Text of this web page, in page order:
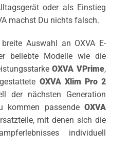
oder als Einstieg
machst Du nichts falsch.
Auswahl an OXVA E-
beliebte Modelle wie die
OXVA VPrime,
OXVA Xlim Pro 2
der nächsten Generation
kommen passendeOXVA
mit denen sich die
individuell